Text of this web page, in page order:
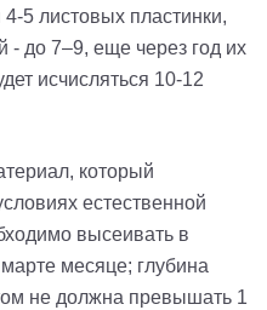
4-5 листовых пластинки,
- до 7–9, еще через год их
исчисляться 10-12
который
естественной
высеивать в
месяце; глубина
не должна превышать 1